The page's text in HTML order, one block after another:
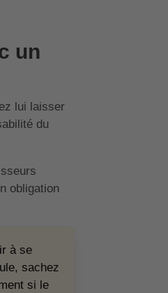
un
lui laisser
du
obligation
à se
sachez
si le